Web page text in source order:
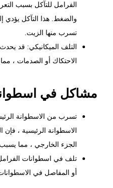
الفرامل للتآكل بسبب
والضغط. هذا التآكل
تسرب منها الزيت.
التلف الميكانيكي: قد
الاحتكاك أو الصدمات ،
مشاكل في
تسرب من الاسطوانة
الاسطوانة الرئيسية ،
الجزء الخارجي ، مما
تلف في اسطوانات
أو المفاصل في